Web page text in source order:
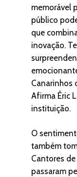
memorável
público
que
inovação.
Canarinhos
Afirma Éric
instituição.
O
também
Cantores
passaram